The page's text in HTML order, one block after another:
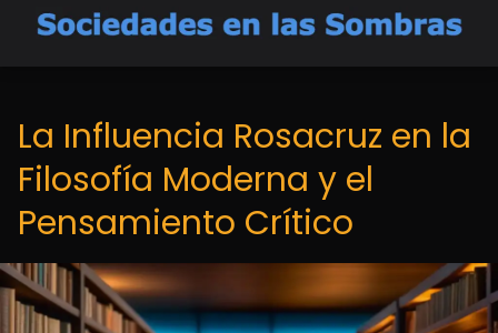
La Influencia Rosacruz en la
Filosofía Moderna y el
Pensamiento Crítico